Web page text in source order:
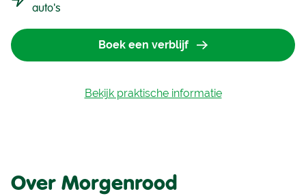
auto's
Boek een verblijf
Bekijk praktische informatie
Over Morgenrood